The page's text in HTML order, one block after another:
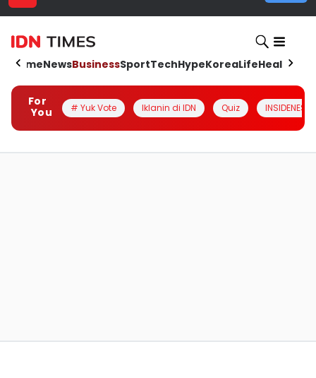
HomeNewsBusinessSportTechHypeKoreaLifeHealth
For
You
# Yuk Vote Iklanin di IDN Quiz INSIDENESIA